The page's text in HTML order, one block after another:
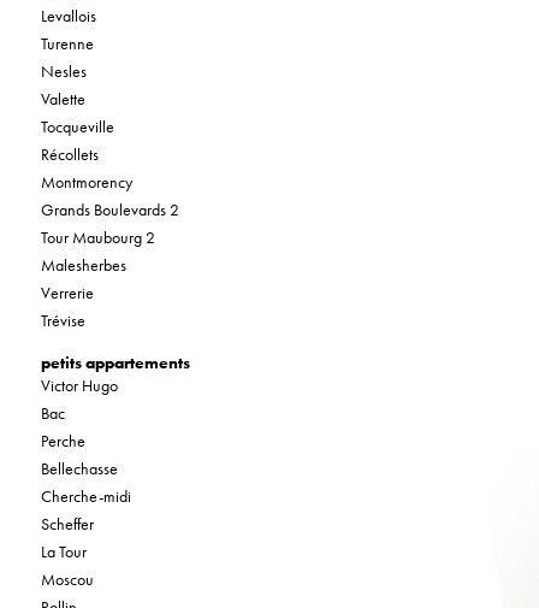
Levallois
Turenne
Nesles
Valette
Tocqueville
Récollets
Montmorency
Grands Boulevards 2
Tour Maubourg 2
Malesherbes
Verrerie
Trévise
petits appartements
Victor Hugo
Bac
Perche
Bellechasse
Cherche-midi
Scheffer
La Tour
Moscou